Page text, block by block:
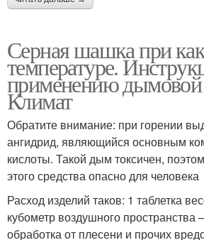
Серная шашка при
температуре.
применению
Климат
Обратите внимание: при горении
ангидрид, являющийся основным
кислоты. Такой дым токсичен,
этого средства опасно для человека
Расход изделий таков: 1 таблетка
кубометр воздушного
обработка от плесени и прочих